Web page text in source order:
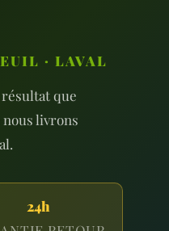
· LAVAL
que
nous livrons
24h